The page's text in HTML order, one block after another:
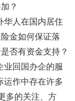
？
华人在国内居住
金如何保证落
否有资金支持？
业回国办企的服
运作中存在许多
多的关注、方